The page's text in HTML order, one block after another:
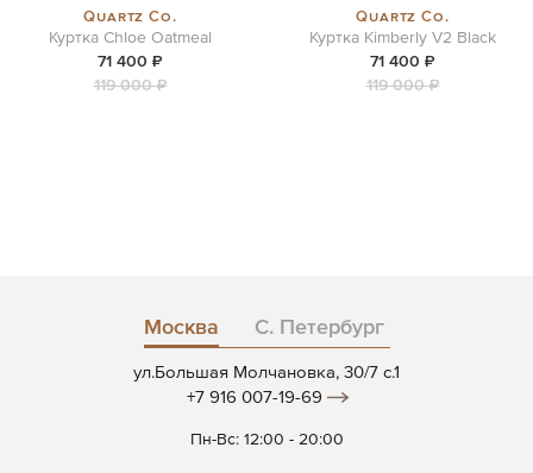
Quartz Co.
Куртка Chloe Oatmeal
71 400 ₽
119 000 ₽
Quartz Co.
Куртка Kimberly V2 Black
71 400 ₽
119 000 ₽
Москва С. Петербург
ул.Большая Молчановка, 30/7 c.1
+7 916 007-19-69
Пн-Вс: 12:00 - 20:00